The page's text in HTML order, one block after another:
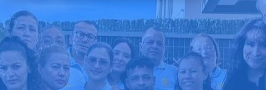
MADARCOS
Tu hogar siempre estará impecable
con nosotros – profesionales de
confianza que cuidan cada detalle